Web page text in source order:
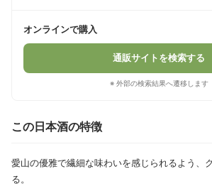
オンラインで購入
通販サイトを検索する
※ 外部の検索結果へ遷移します
この日本酒の特徴
愛山の優雅で繊細な味わいを感じられるよう、
る。